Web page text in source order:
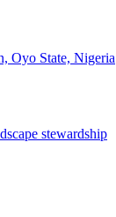
Oyo State, Nigeria
stewardship